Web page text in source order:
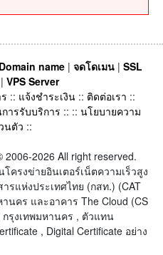
Domain name | จดโดเมน | SSL
| VPS Server
:: แจ้งชำระเงิน :: ติดต่อเรา ::
ารรับบริการ :: :: นโยบายความ
นตัว ::
2006-2026 All right reserved.
ครงข่ายอินเตอร์เน็ตความเร็วสูง
รแห่งประเทศไทย (กสท.) (CAT
นคร และอาคาร The Cloud (CS
กรุงเทพมหานคร , ตัวแทน
, Digital Certificate อย่าง